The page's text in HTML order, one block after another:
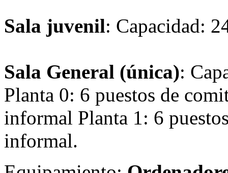
Sala juvenil: Capacidad:
Sala General (única):
Planta 0: 6 puestos de
informal Planta 1: 6
informal.